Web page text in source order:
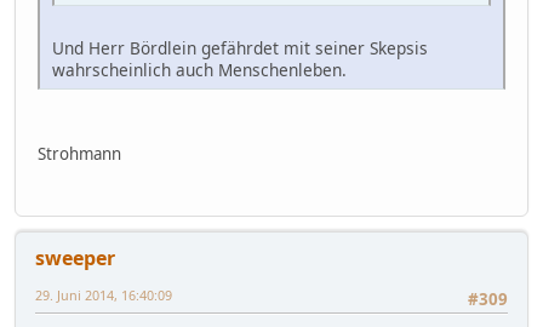
Und Herr Bördlein gefährdet mit seiner Skepsis
wahrscheinlich auch Menschenleben.
Strohmann
sweeper
#309
29. Juni 2014, 16:40:09